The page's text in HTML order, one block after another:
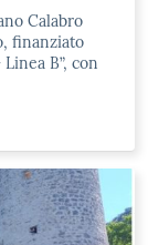
Calabro
finanziato
B”, con